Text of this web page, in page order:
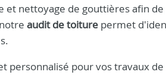
nettoyage de gouttières afin
audit de toiture permet
personnalisé pour vos travaux